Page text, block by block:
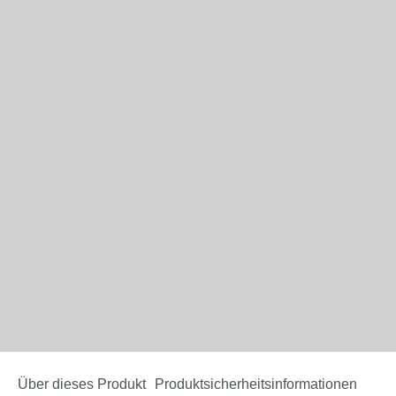
Über dieses Produkt Produktsicherheitsinformationen